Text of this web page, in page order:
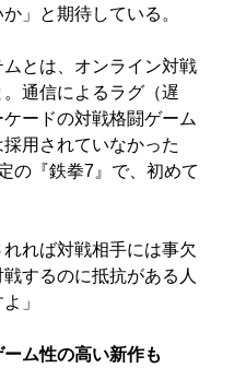
」と期待している。
とは、オンライン対戦
通信によるラグ（遅
ードの対戦格闘ゲーム
用されていなかった
の『鉄拳7』で、初めて
れれば対戦相手には事欠
するのに抵抗がある人
」
ム性の高い新作も